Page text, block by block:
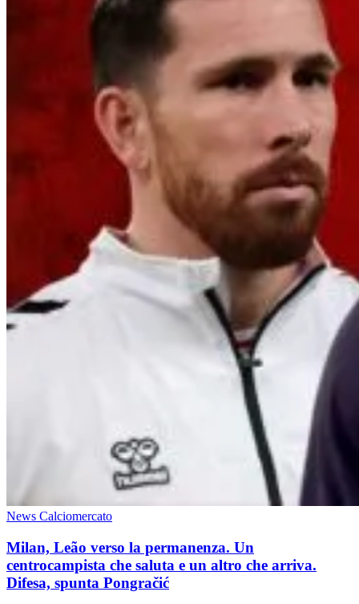
News Calciomercato
Milan, Leão verso la permanenza. Un
centrocampista che saluta e un altro che arriva.
Difesa, spunta Pongračić